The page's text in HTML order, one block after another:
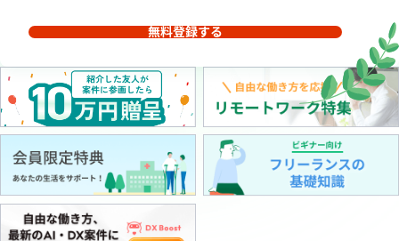
無料登録する